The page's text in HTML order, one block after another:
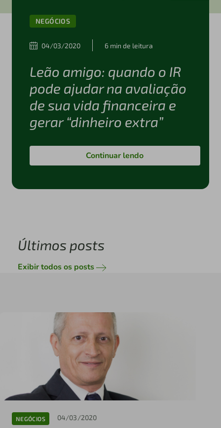
NEGÓCIOS
04/03/2020 6 min de leitura
Leão amigo: quando o IR
pode ajudar na avaliação
de sua vida financeira e
gerar “dinheiro extra”
Continuar lendo
Últimos posts
Exibir todos os posts
NEGÓCIOS 04/03/2020